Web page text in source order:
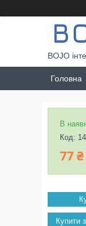
BOJO
Головна
В
Код:
77 ₴
Купити з